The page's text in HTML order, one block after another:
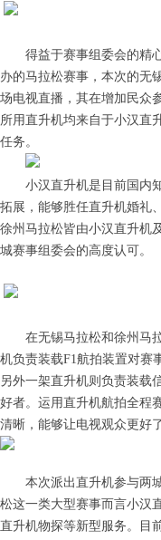
得益于赛事组委会的精心
办的马拉松赛事，本次的无
场电视直播，其在增加民众
所用直升机均来自于小汉直
任务。
小汉直升机是目前国内知
拓展，能够胜任直升机婚礼
徐州马拉松皆由小汉直升机
城赛事组委会的高度认可。
在无锡马拉松和徐州马拉
机负责装载F1航拍装置对赛
另外一架直升机则负责装载
好者。运用直升机航拍全程
清晰，能够让电视观众更好
本次派出直升机参与两城
松这一类大型赛事而言小汉
直升机物探等新型服务。目